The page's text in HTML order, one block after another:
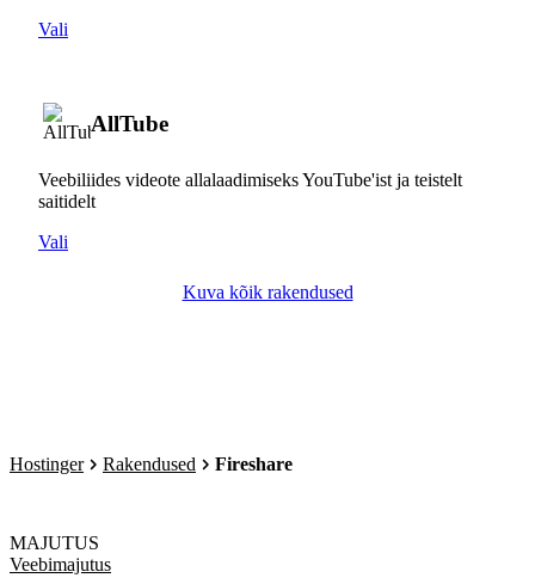
Vali
AllTube
Veebiliides videote allalaadimiseks YouTube'ist ja teistelt
saitidelt
Vali
Kuva kõik rakendused
Hostinger Rakendused Fireshare
MAJUTUS
Veebimajutus